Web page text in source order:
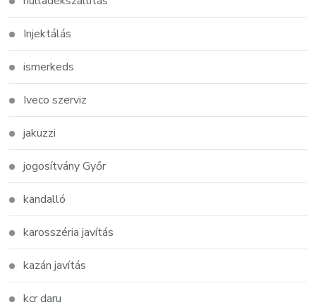
Injektálás
ismerkeds
Iveco szerviz
jakuzzi
jogosítvány Győr
kandalló
karosszéria javítás
kazán javítás
kcr daru